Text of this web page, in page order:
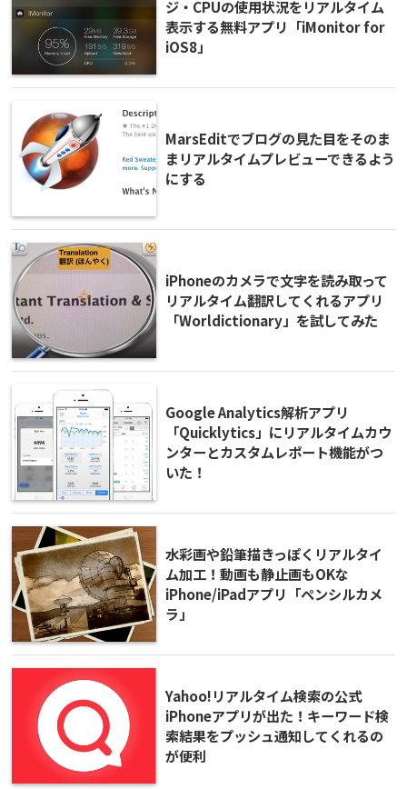
ジ・CPUの使用状況をリアルタイム
表示する無料アプリ「iMonitor for
iOS8」
MarsEditでブログの見た目をそのま
まリアルタイムプレビューできるよう
にする
iPhoneのカメラで文字を読み取って
リアルタイム翻訳してくれるアプリ
「Worldictionary」を試してみた
Google Analytics解析アプリ
「Quicklytics」にリアルタイムカウ
ンターとカスタムレポート機能がつ
いた！
水彩画や鉛筆描きっぽくリアルタイ
ム加工！動画も静止画もOKな
iPhone/iPadアプリ「ペンシルカメ
ラ」
Yahoo!リアルタイム検索の公式
iPhoneアプリが出た！キーワード検
索結果をプッシュ通知してくれるの
が便利